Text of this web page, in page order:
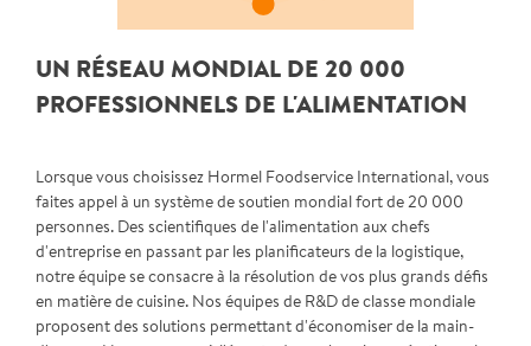
UN RÉSEAU MONDIAL DE 20 000
PROFESSIONNELS DE L'ALIMENTATION
Lorsque vous choisissez Hormel Foodservice International, vous
faites appel à un système de soutien mondial fort de 20 000
personnes. Des scientifiques de l'alimentation aux chefs
d'entreprise en passant par les planificateurs de la logistique,
notre équipe se consacre à la résolution de vos plus grands défis
en matière de cuisine. Nos équipes de R&D de classe mondiale
proposent des solutions permettant d'économiser de la main-